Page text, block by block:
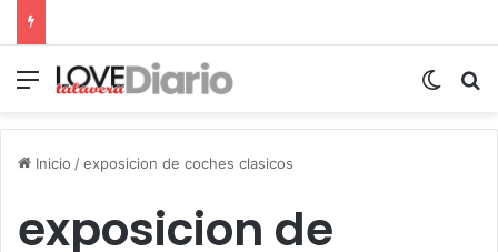
Menú
Inicio /exposicion de coches clasicos
exposicion de